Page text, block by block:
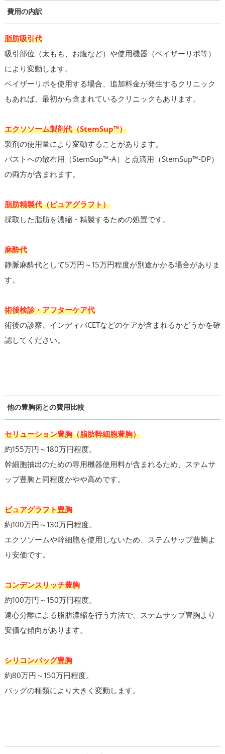
費用の内訳
脂肪吸引代
吸引部位（太もも、お腹など）や使用機器（ベイザーリポ等）
により変動します。
ベイザーリポを使用する場合、追加料金が発生するクリニック
もあれば、最初から含まれているクリニックもあります。
エクソソーム製剤代（StemSup™）
製剤の使用量により変動することがあります。
バストへの散布用（StemSup™-A）と点滴用（StemSup™-DP）
の両方が含まれます。
脂肪精製代（ピュアグラフト）
採取した脂肪を濃縮・精製するための処置です。
麻酔代
静脈麻酔代として5万円～15万円程度が別途かかる場合がありま
す。
術後検診・アフターケア代
術後の診察、インディバCETなどのケアが含まれるかどうかを確
認してください。
他の豊胸術との費用比較
セリューション豊胸（脂肪幹細胞豊胸）
約155万円～180万円程度。
幹細胞抽出のための専用機器使用料が含まれるため、ステムサ
ップ豊胸と同程度かやや高めです。
ピュアグラフト豊胸
約100万円～130万円程度。
エクソソームや幹細胞を使用しないため、ステムサップ豊胸よ
り安価です。
コンデンスリッチ豊胸
約100万円～150万円程度。
遠心分離による脂肪濃縮を行う方法で、ステムサップ豊胸より
安価な傾向があります。
シリコンバッグ豊胸
約80万円～150万円程度。
バッグの種類により大きく変動します。